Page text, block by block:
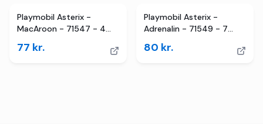
Playmobil Asterix -
MacAroon - 71547 - 4
77 kr.
Playmobil Asterix -
Adrenalin - 71549 - 7
80 kr.